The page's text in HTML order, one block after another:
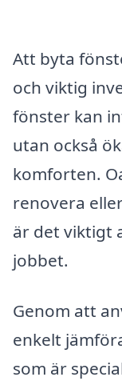
Att byta
och viktig
fönster kan
utan också
komforten.
renovera
är det viktigt
jobbet.
Genom att
enkelt
som är